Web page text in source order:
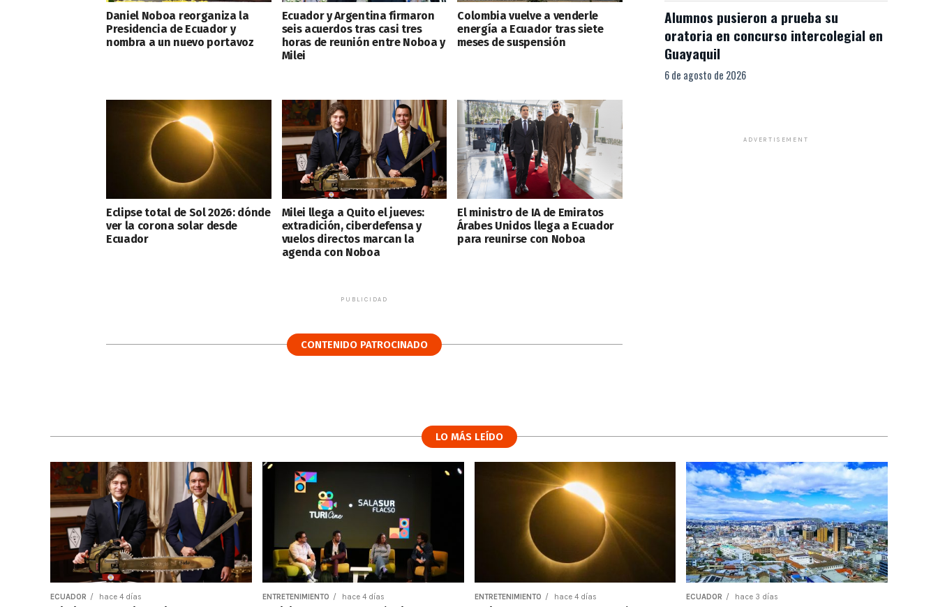
Daniel Noboa reorganiza la
Presidencia de Ecuador y
nombra a un nuevo portavoz
Ecuador y Argentina firmaron
seis acuerdos tras casi tres
horas de reunión entre Noboa y
Milei
Colombia vuelve a venderle
energía a Ecuador tras siete
meses de suspensión
Eclipse total de Sol 2026: dónde
ver la corona solar desde
Ecuador
Milei llega a Quito el jueves:
extradición, ciberdefensa y
vuelos directos marcan la
agenda con Noboa
El ministro de IA de Emiratos
Árabes Unidos llega a Ecuador
para reunirse con Noboa
PUBLICIDAD
CONTENIDO PATROCINADO
Alumnos pusieron a prueba su
oratoria en concurso intercolegial en
Guayaquil
6 de agosto de 2026
ADVERTISEMENT
LO MÁS LEÍDO
ECUADOR hace 4 días ENTRETENIMIENTO hace 4 días ENTRETENIMIENTO hace 4 días ECUADOR hace 3 días